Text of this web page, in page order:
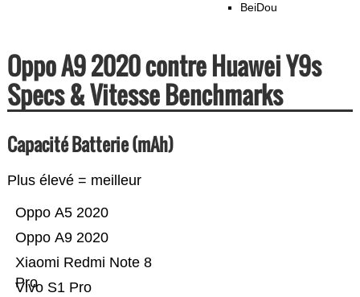
BeiDou
Oppo A9 2020 contre Huawei Y9s
Specs & Vitesse Benchmarks
Capacité Batterie (mAh)
Plus élevé = meilleur
Vivo S1 Pro
Xiaomi Redmi Note 8
Pro
Oppo A9 2020
Oppo A5 2020